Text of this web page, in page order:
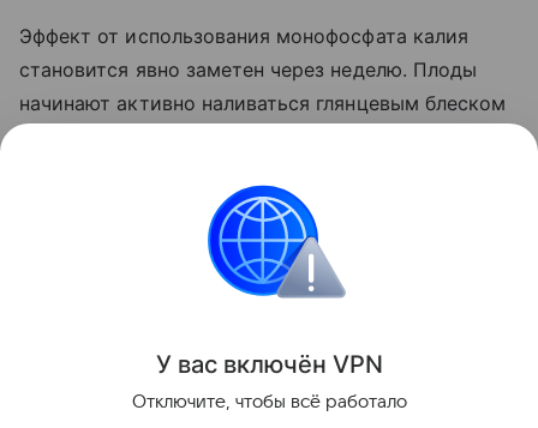
Эффект от использования монофосфата калия
становится явно заметен через неделю. Плоды
начинают активно наливаться глянцевым блеском
свою силу на том, чтобы дать урожайю
возможность нормально вызреть.
У вас включён VPN
Отключите, чтобы всё работало